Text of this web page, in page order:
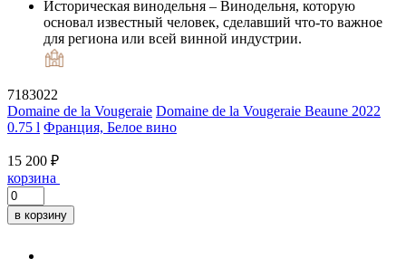
Историческая винодельня – Винодельня, которую
основал известный человек, сделавший что-то важное
для региона или всей винной индустрии.
7183022
Domaine de la Vougeraie Domaine de la Vougeraie Beaune 2022
0.75 l Франция, Белое вино
15 200 ₽
корзина
в корзину